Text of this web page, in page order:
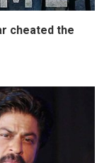
cheated the